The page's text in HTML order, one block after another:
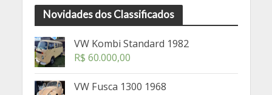
Novidades dos Classificados
VW Kombi Standard 1982
R$ 60.000,00
VW Fusca 1300 1968